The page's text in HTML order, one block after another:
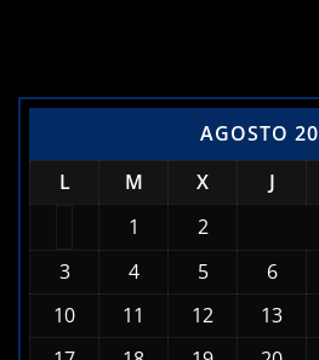
AGOSTO
L
M X J
1
2
3
4 5 6
10
11 12 13
17
18 19 20